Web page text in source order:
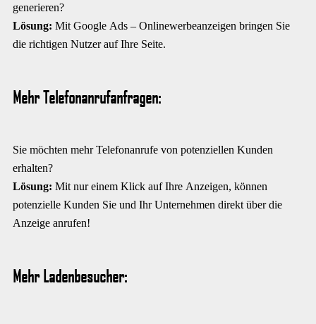
generieren?
Lösung: Mit Google Ads – Onlinewerbeanzeigen bringen Sie
die richtigen Nutzer auf Ihre Seite.
Mehr Telefonanrufanfragen:
Sie möchten mehr Telefonanrufe von potenziellen Kunden
erhalten?
Lösung: Mit nur einem Klick auf Ihre Anzeigen, können
potenzielle Kunden Sie und Ihr Unternehmen direkt über die
Anzeige anrufen!
Mehr Ladenbesucher: